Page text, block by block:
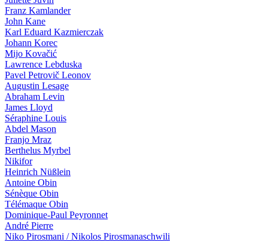
Franz Kamlander
John Kane
Karl Eduard Kazmierczak
Johann Korec
Mijo Kovačić
Lawrence Lebduska
Pavel Petrovič Leonov
Augustin Lesage
Abraham Levin
James Lloyd
Séraphine Louis
Abdel Mason
Franjo Mraz
Berthelus Myrbel
Nikifor
Heinrich Nüßlein
Antoine Obin
Sénèque Obin
Télémaque Obin
Dominique-Paul Peyronnet
André Pierre
Niko Pirosmani / Nikolos Pirosmanaschwili